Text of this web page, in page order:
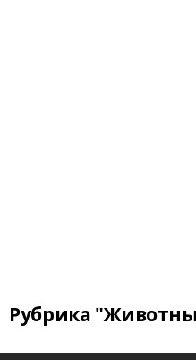
Рубрика